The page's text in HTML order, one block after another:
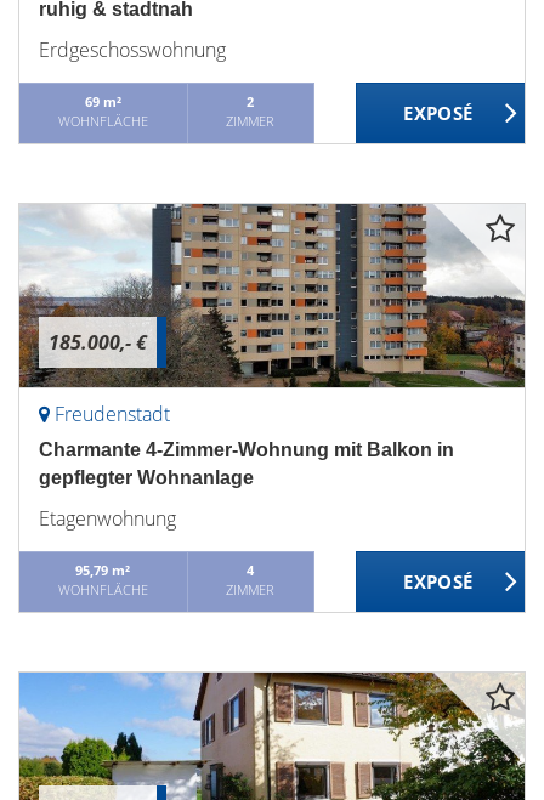
ruhig & stadtnah
Erdgeschosswohnung
69 m²
WOHNFLÄCHE
2
ZIMMER
185.000,- €
Freudenstadt
Charmante 4-Zimmer-Wohnung mit Balkon in
gepflegter Wohnanlage
Etagenwohnung
95,79 m²
WOHNFLÄCHE
4
ZIMMER